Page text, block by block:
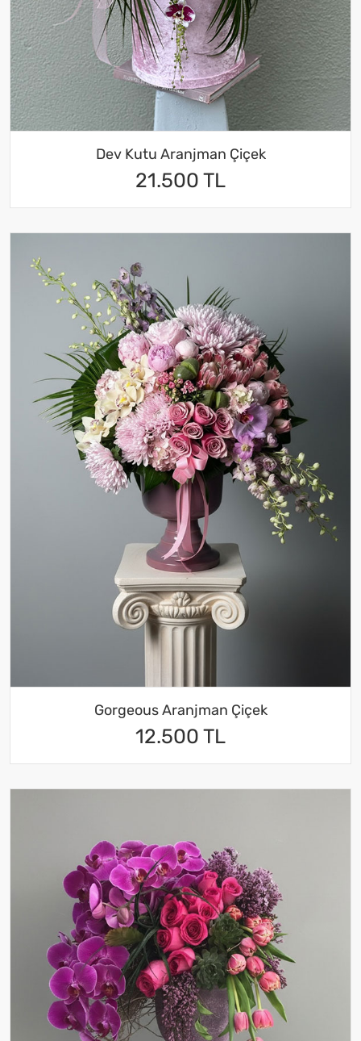
Dev Kutu Aranjman Çiçek
21.500 TL
Gorgeous Aranjman Çiçek
12.500 TL